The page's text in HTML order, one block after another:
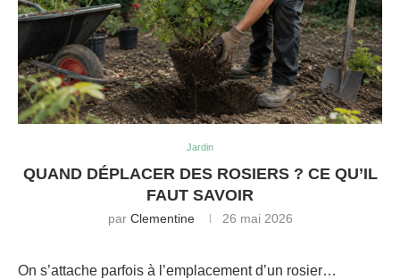
Jardin
QUAND DÉPLACER DES ROSIERS ? CE QU’IL
FAUT SAVOIR
par Clementine 26 mai 2026
On s’attache parfois à l’emplacement d’un rosier…